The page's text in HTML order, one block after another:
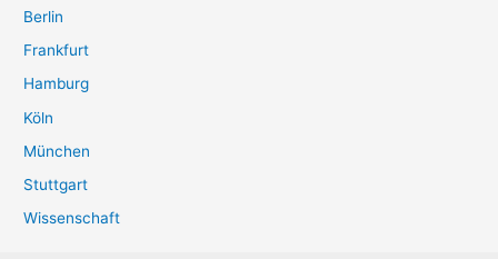
Berlin
Frankfurt
Hamburg
Köln
München
Stuttgart
Wissenschaft